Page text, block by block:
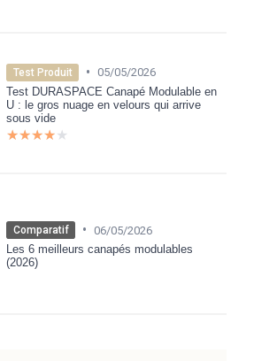
Test Produit • 05/05/2026
Test DURASPACE Canapé Modulable en
U : le gros nuage en velours qui arrive
sous vide
★★★★★
★★★★★
Comparatif • 06/05/2026
Les 6 meilleurs canapés modulables
(2026)